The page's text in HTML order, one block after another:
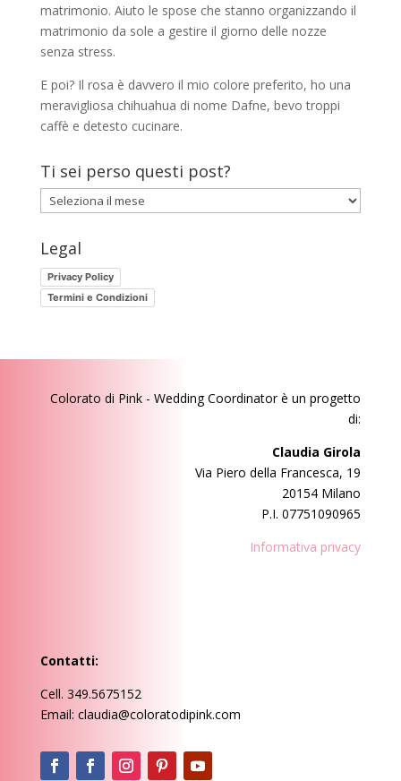
matrimonio. Aiuto le spose che stanno organizzando il
matrimonio da sole a gestire il giorno delle nozze
senza stress.
E poi? Il rosa è davvero il mio colore preferito, ho una
meravigliosa chihuahua di nome Dafne, bevo troppi
caffè e detesto cucinare.
Ti sei perso questi post?
sei
perso
questi
post?
Legal
Privacy Policy
Termini e Condizioni
Colorato di Pink - Wedding Coordinatorè un progetto
di:
Claudia Girola
Via Piero della Francesca, 19
20154 Milano
P.I. 07751090965
Informativa privacy
Contatti:
Cell. 349.5675152
Email: claudia@coloratodipink.com